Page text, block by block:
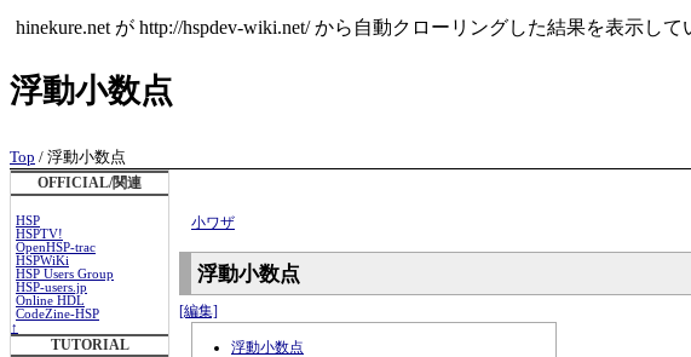
hinekure.net が http://hspdev-wiki.net/ から自動クローリングした結果を表示
浮動小数点
Top / 浮動小数点
OFFICIAL/関連
HSP
HSPTV!
OpenHSP-trac
HSPWiKi
HSP Users Group
HSP-users.jp
Online HDL
CodeZine-HSP
↑
TUTORIAL
小ワザ
浮動小数点
[編集]
浮動小数点